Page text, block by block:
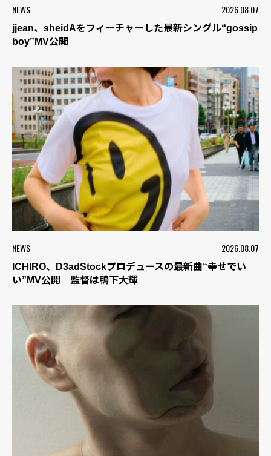
NEWS 2026.08.07
jjean、sheidAをフィーチャーした最新シングル“gossip
boy”MV公開
NEWS 2026.08.07
ICHIRO、D3adStockプロデュースの最新曲“幸せでい
い”MV公開 監督は鴨下大輝